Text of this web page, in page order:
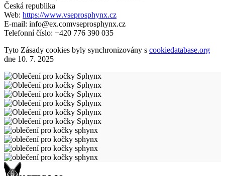
Česká republika
Web: https://www.vseprosphynx.cz
E-mail: info@ex.comvseprosphynx.cz
Telefonní číslo: +420 776 390 035
Tyto Zásady cookies byly synchronizovány s cookiedatabase.org
dne 10. 7. 2025